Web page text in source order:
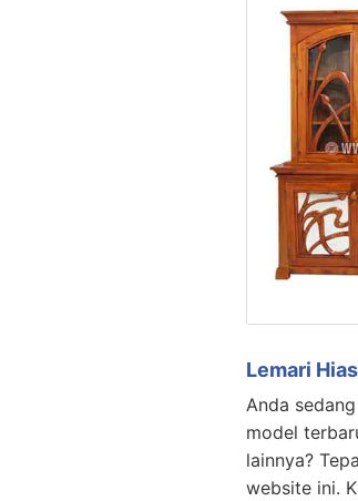
Lemari
Anda
model
lainnya?
website ini.